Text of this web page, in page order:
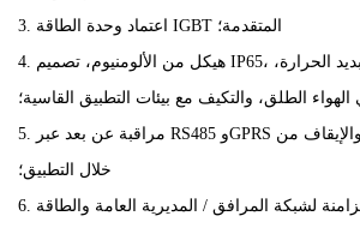
3. اعتماد وحدة الطاقة IGBT المتقدمة؛
4. هيكل من الألومنيوم، تصميم IP65، الحرارة،
الطلق، والتكيف مع بيئات التطبيق القاسية؛
5. مراقبة عن بعد عبر RS485 وGPRS وإدارة بدء التشغيل والإيقاف من
خلال التطبيق؛
6. تلبية المدخلات المتزامنة لشبكة المرافق / المديرية العامة والطاقة